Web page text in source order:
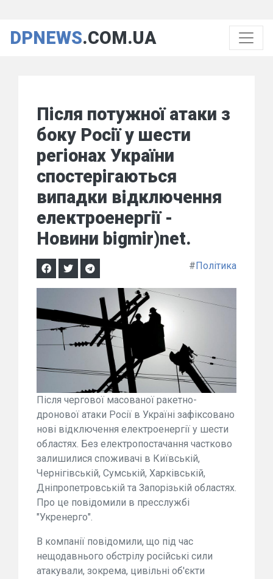
DPNEWS.COM.UA
Після потужної атаки з
боку Росії у шести
регіонах України
спостерігаються
випадки відключення
електроенергії -
Новини bigmir)net.
#Політика
Після чергової масованої ракетно-
дронової атаки Росії в Україні зафіксовано
нові відключення електроенергії у шести
областях. Без електропостачання частково
залишилися споживачі в Київській,
Чернігівській, Сумській, Харківській,
Дніпропетровській та Запорізькій областях.
Про це повідомили в пресслужбі
"Укренерго".
В компанії повідомили, що під час
нещодавнього обстрілу російські сили
атакували, зокрема, цивільні об'єкти